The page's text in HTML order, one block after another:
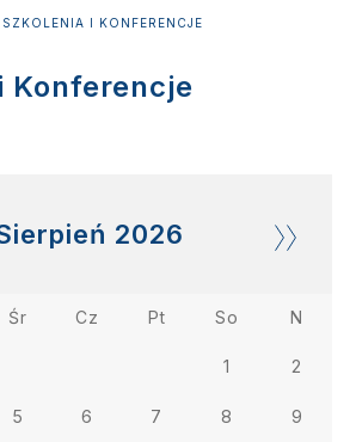
SZKOLENIA I KONFERENCJE
Konferencje
2026
Śr Cz Pt So N
1 2
5 6 7 8 9